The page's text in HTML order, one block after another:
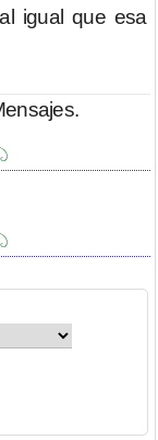
igual que esa